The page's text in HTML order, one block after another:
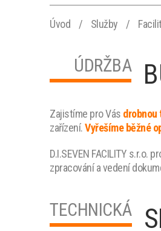
MANAGEMENT
ČESKÉ
BUDĚJOVICE
FACILITY
MANAGEMENT
OSTRAVA
Úvod / Služby /
ÚDRŽBA
Zajistíme pro Vás drobnou
zařízení.Vyřešíme běžné
D.I.SEVEN FACILITY
zpracování a vedení
TECHNICKÁ